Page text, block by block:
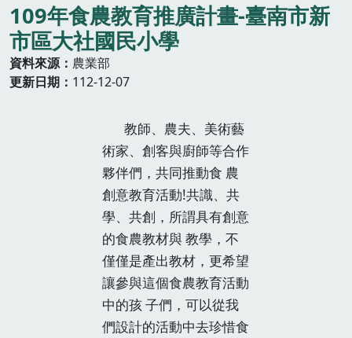
109年食農教育推廣計畫-臺南市新
市區大社國民小學
資料來源
農業部
更新日期
112-12-07
教師、農夫、美術藝
術家、創客與廚師等合作
夥伴們，共同推動食 農
創意教育活動!共識、共
學、共創，所謂具有創意
的食農教材與 教學，不
僅僅是產出教材，更希望
讓參與這個食農教育活動
中的孩 子們，可以從我
們設計的活動中去珍惜食